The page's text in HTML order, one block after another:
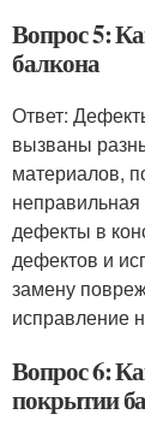
Вопрос 5:
балкона
Ответ:
вызваны
материалов,
неправильная
дефекты в
дефектов и
замену
исправление
Вопрос 6:
покрытии